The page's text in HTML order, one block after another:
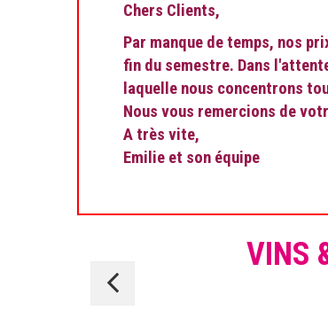
Chers Clients,
Par manque de temps, nos
fin du semestre. Dans
laquelle nous concentrons
Nous vous remercions de
A très vite,
Emilie et son équipe
VINS
Château